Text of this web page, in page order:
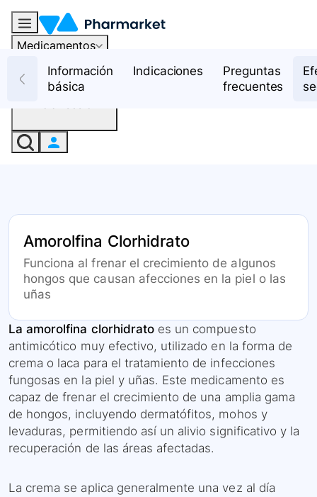
Medicamentos
RecursosInformación
básica
Indicaciones
Preguntas
frecuentes
Amorolfina Clorhidrato
Funciona al frenar el crecimiento de algunos
hongos que causan afecciones en la piel o las
uñas
La amorolfina clorhidrato es un compuesto
antimicótico muy efectivo, utilizado en la forma de
crema o laca para el tratamiento de infecciones
fungosas en la piel y uñas. Este medicamento es
capaz de frenar el crecimiento de una amplia gama
de hongos, incluyendo dermatófitos, mohos y
levaduras, permitiendo así un alivio significativo y la
recuperación de las áreas afectadas.
La crema se aplica generalmente una vez al día